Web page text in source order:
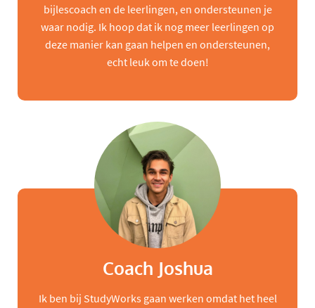
bijlescoach en de leerlingen, en ondersteunen je
waar nodig. Ik hoop dat ik nog meer leerlingen op
deze manier kan gaan helpen en ondersteunen,
echt leuk om te doen!
Coach Joshua
Ik ben bij StudyWorks gaan werken omdat het heel